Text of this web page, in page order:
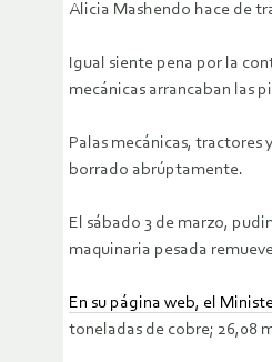
Alicia Mashendo hace de
Igual siente pena por la
mecánicas arrancaban las
Palas mecánicas, tractores
borrado abrúptamente.
El sábado 3 de marzo,
maquinaria pesada
En su página web, el
toneladas de cobre; 26,08